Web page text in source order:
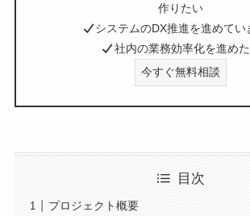
作りたい
システムのDX推進を進めてい
社内の業務効率化を進め
今すぐ無料相談
目次
プロジェクト概要